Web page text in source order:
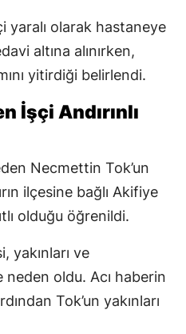
yaralı olarak hastaneye
altına alınırken,
yitirdiği belirlendi.
İşçi Andırınlı
Necmettin Tok’un
ilçesine bağlı Akifiye
olduğu öğrenildi.
yakınları ve
oldu. Acı haberin
Tok’un yakınları